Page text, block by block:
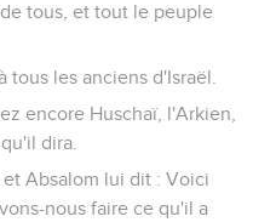
tous, et tout le peuple
les anciens d'Israël.
encore Huschaï, l'Arkien,
dira.
Absalom lui dit : Voici
nous faire ce qu'il a